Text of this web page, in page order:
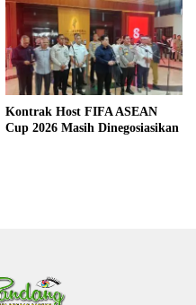
Kontrak Host FIFA ASEAN
Cup 2026 Masih Dinegosiasikan